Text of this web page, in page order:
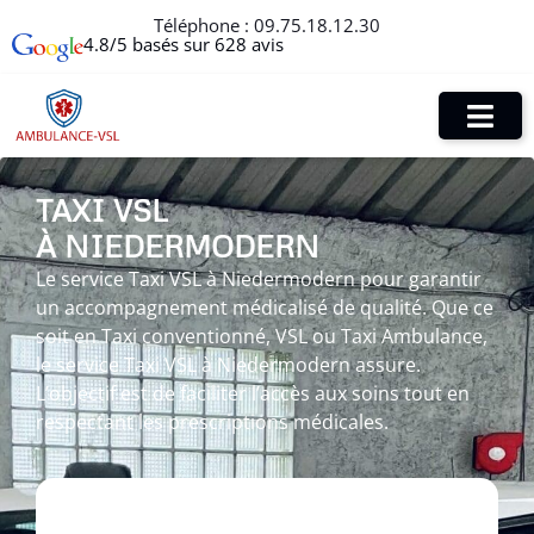
Téléphone : 09.75.18.12.30
4.8/5 basés sur 628 avis
TAXI VSL
À NIEDERMODERN
Le service Taxi VSL à Niedermodern pour garantir
un accompagnement médicalisé de qualité. Que ce
soit en Taxi conventionné, VSL ou Taxi Ambulance,
le service Taxi VSL à Niedermodern assure.
L’objectif est de faciliter l’accès aux soins tout en
respectant les prescriptions médicales.